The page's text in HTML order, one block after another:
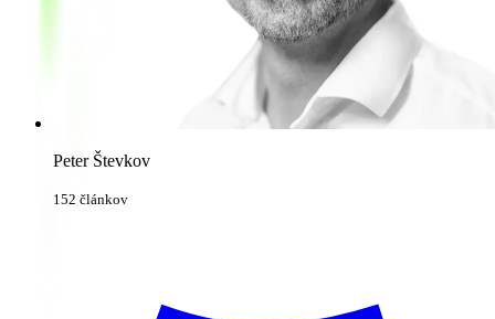
Peter Števkov
152 článkov